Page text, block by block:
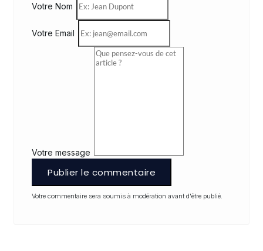
Votre Nom
Votre Email
Votre message
Publier le commentaire
Votre commentaire sera soumis à modération avant d'être publié.